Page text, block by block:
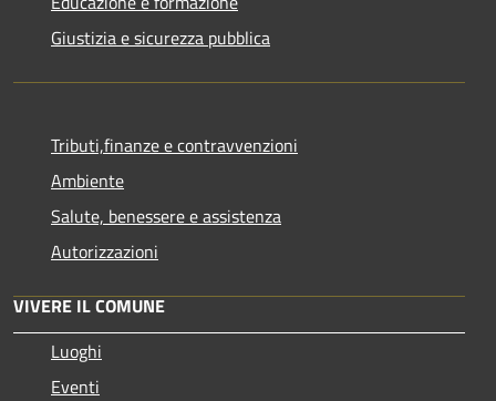
Giustizia e sicurezza pubblica
Tributi,finanze e contravvenzioni
Ambiente
Salute, benessere e assistenza
Autorizzazioni
VIVERE IL COMUNE
Luoghi
Eventi